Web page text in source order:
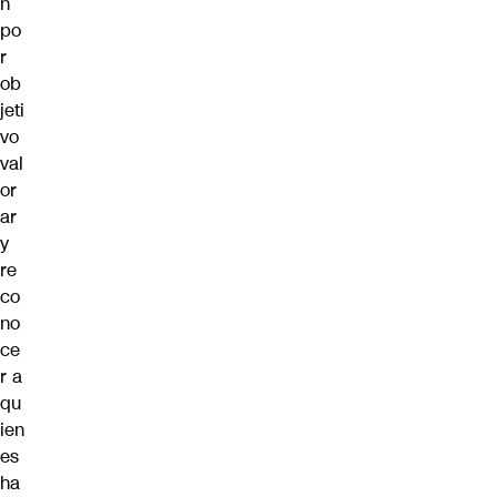
po
r
ob
jeti
vo
val
or
ar
y
re
co
no
ce
r a
qu
ien
es
ha